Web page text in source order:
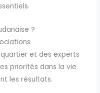
?
et des experts
priorités dans la vie
les résultats.